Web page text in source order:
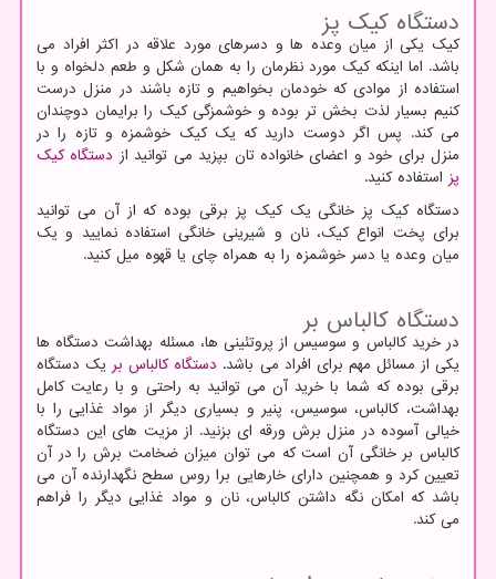
دستگاه کیک پز
کیک یکی از میان وعده ها و دسرهای مورد علاقه در اکثر افراد می
باشد. اما اینکه کیک مورد نظرمان را به همان شکل و طعم دلخواه و با
استفاده از موادی که خودمان بخواهیم و تازه باشند در منزل درست
کنیم بسیار لذت بخش تر بوده و خوشمزگی کیک را برایمان دوچندان
می کند. پس اگر دوست دارید که یک کیک خوشمزه و تازه را در
منزل برای خود و اعضای خانواده تان بپزید می توانید از دستگاه کیک
پز استفاده کنید.
دستگاه کیک پز خانگی یک کیک پز برقی بوده که از آن می توانید
برای پخت انواع کیک، نان و شیرینی خانگی استفاده نمایید و یک
میان وعده یا دسر خوشمزه را به همراه چای یا قهوه میل کنید.
دستگاه کالباس بر
در خرید کالباس و سوسیس از پروتئینی ها، مسئله بهداشت دستگاه ها
یکی از مسائل مهم برای افراد می باشد. دستگاه کالباس بر یک دستگاه
برقی بوده که شما با خرید آن می توانید به راحتی و با رعایت کامل
بهداشت، کالباس، سوسیس، پنیر و بسیاری دیگر از مواد غذایی را با
خیالی آسوده در منزل برش ورقه ای بزنید. از مزیت های این دستگاه
کالباس بر خانگی آن است که می توان میزان ضخامت برش را در آن
تعیین کرد و همچنین دارای خارهایی برا روس سطح نگهدارنده آن می
باشد که امکان نگه داشتن کالباس، نان و مواد غذایی دیگر را فراهم
می کند.